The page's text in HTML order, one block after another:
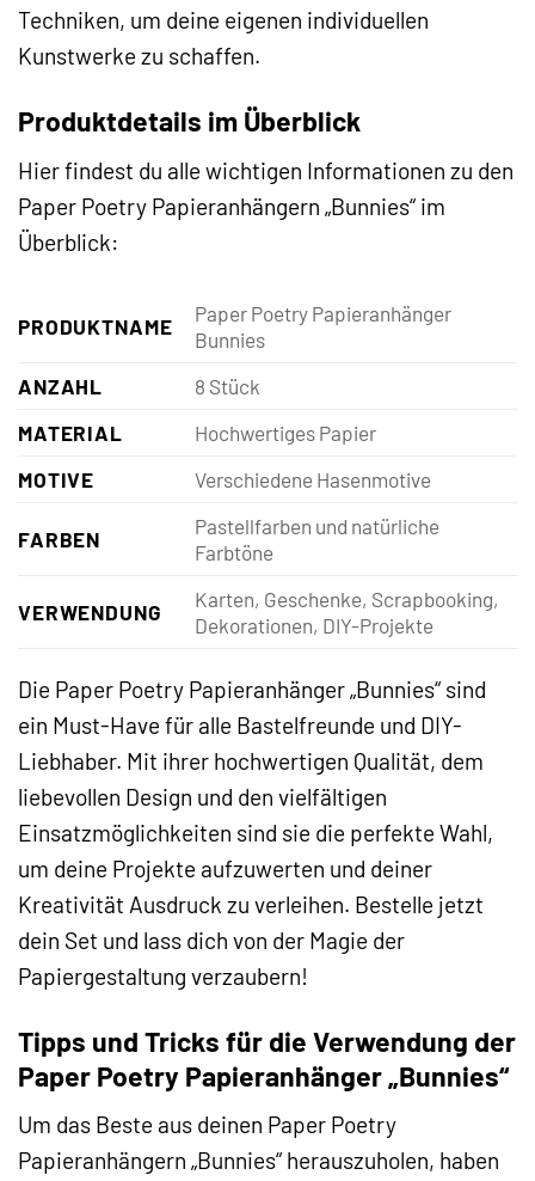
Techniken, um deine eigenen individuellen
Kunstwerke zu schaffen.
Produktdetails im Überblick
Hier findest du alle wichtigen Informationen zu den
Paper Poetry Papieranhängern „Bunnies“ im
Überblick:
PRODUKTNAME
Paper Poetry Papieranhänger
Bunnies
ANZAHL
8 Stück
MATERIAL
Hochwertiges Papier
MOTIVE
Verschiedene Hasenmotive
FARBEN
Pastellfarben und natürliche
Farbtöne
VERWENDUNG
Karten, Geschenke, Scrapbooking,
Dekorationen, DIY-Projekte
Die Paper Poetry Papieranhänger „Bunnies“ sind
ein Must-Have für alle Bastelfreunde und DIY-
Liebhaber. Mit ihrer hochwertigen Qualität, dem
liebevollen Design und den vielfältigen
Einsatzmöglichkeiten sind sie die perfekte Wahl,
um deine Projekte aufzuwerten und deiner
Kreativität Ausdruck zu verleihen. Bestelle jetzt
dein Set und lass dich von der Magie der
Papiergestaltung verzaubern!
Tipps und Tricks für die Verwendung der
Paper Poetry Papieranhänger „Bunnies“
Um das Beste aus deinen Paper Poetry
Papieranhängern „Bunnies“ herauszuholen, haben